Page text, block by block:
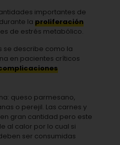
importantes de
la proliferación
de estrés metabólico.
se describe como la
en pacientes críticos
queso parmesano,
o perejil. Las carnes y
gran cantidad pero este
al calor por lo cual si
ser consumidas